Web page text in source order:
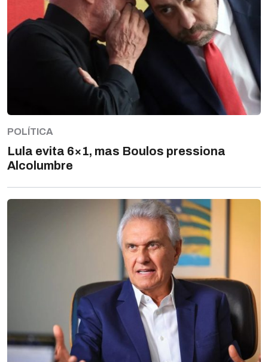
POLÍTICA
Lula evita 6×1, mas Boulos pressiona
Alcolumbre